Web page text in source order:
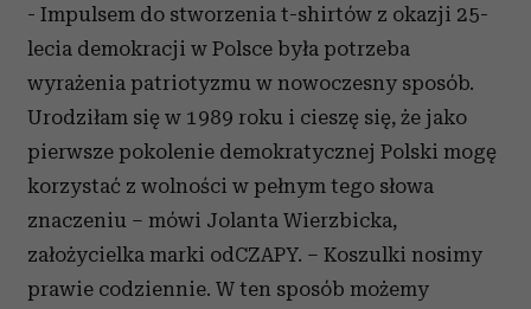
- Impulsem do stworzenia t-shirtów z okazji 25-
lecia demokracji w Polsce była potrzeba
wyrażenia patriotyzmu w nowoczesny sposób.
Urodziłam się w 1989 roku i cieszę się, że jako
pierwsze pokolenie demokratycznej Polski mogę
korzystać z wolności w pełnym tego słowa
znaczeniu – mówi Jolanta Wierzbicka,
założycielka marki odCZAPY. – Koszulki nosimy
prawie codziennie. W ten sposób możemy